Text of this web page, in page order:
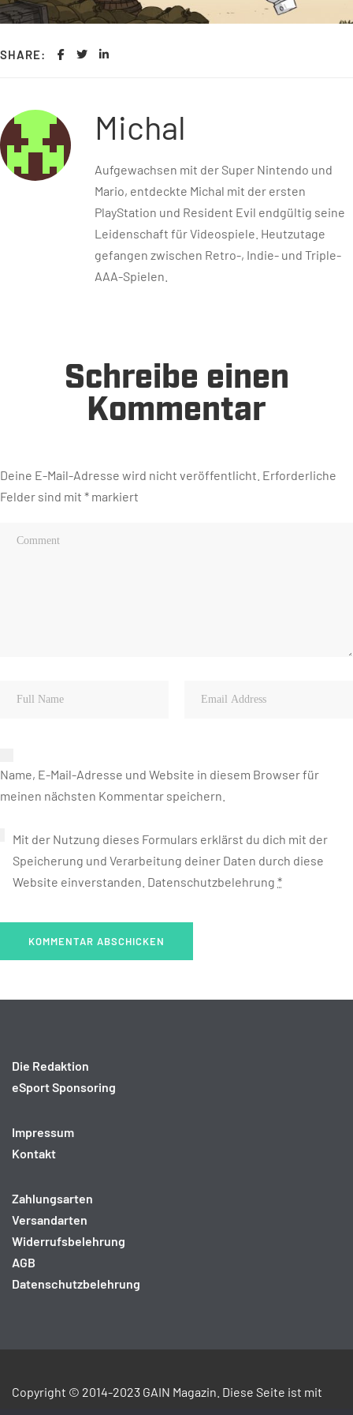
SHARE:
Michal
Aufgewachsen mit der Super Nintendo und
Mario, entdeckte Michal mit der ersten
PlayStation und Resident Evil endgültig seine
Leidenschaft für Videospiele. Heutzutage
gefangen zwischen Retro-, Indie- und Triple-
AAA-Spielen.
Schreibe einen
Kommentar
Deine E-Mail-Adresse wird nicht veröffentlicht. Erforderliche
Felder sind mit * markiert
Name, E-Mail-Adresse und Website in diesem Browser für
meinen nächsten Kommentar speichern.
Mit der Nutzung dieses Formulars erklärst du dich mit der
Speicherung und Verarbeitung deiner Daten durch diese
Website einverstanden. Datenschutzbelehrung *
Die Redaktion
eSport Sponsoring
Impressum
Kontakt
Zahlungsarten
Versandarten
Widerrufsbelehrung
AGB
Datenschutzbelehrung
Copyright © 2014-2023 GAIN Magazin. Diese Seite ist mit